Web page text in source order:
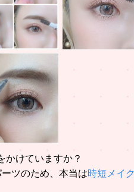
かけていますか？
ツのため、本当は時短メイク